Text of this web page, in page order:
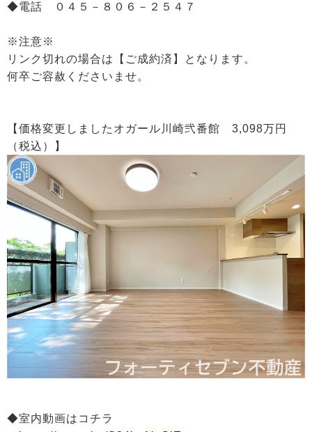
◆電話 ０４５－８０６－２５４７
※注意※
リンク切れの場合は【ご成約済】となります。
何卒ご容赦くださいませ。
【価格変更しましたオガール川崎弐番館 3,098万円
（税込）】
◆室内動画はコチラ